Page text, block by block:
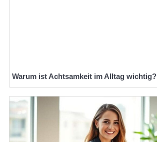
Warum ist Achtsamkeit im Alltag wichtig?